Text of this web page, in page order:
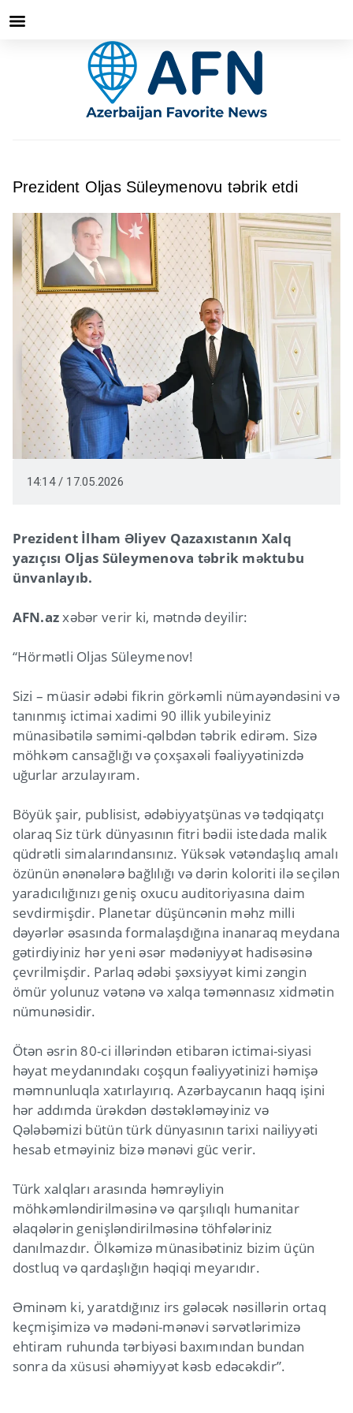
Prezident Oljas Süleymenovu təbrik etdi
14:14 / 17.05.2026
Prezident İlham Əliyev Qazaxıstanın Xalq
yazıçısı Oljas Süleymenova təbrik məktubu
ünvanlayıb.
AFN.azxəbər verir ki, mətndə deyilir:
“Hörmətli Oljas Süleymenov!
Sizi – müasir ədəbi fikrin görkəmli nümayəndəsini və
tanınmış ictimai xadimi 90 illik yubileyiniz
münasibətilə səmimi-qəlbdən təbrik edirəm. Sizə
möhkəm cansağlığı və çoxşaxəli fəaliyyətinizdə
uğurlar arzulayıram.
Böyük şair, publisist, ədəbiyyatşünas və tədqiqatçı
olaraq Siz türk dünyasının fitri bədii istedada malik
qüdrətli simalarındansınız. Yüksək vətəndaşlıq amalı
özünün ənənələrə bağlılığı və dərin koloriti ilə seçilən
yaradıcılığınızı geniş oxucu auditoriyasına daim
sevdirmişdir. Planetar düşüncənin məhz milli
dəyərlər əsasında formalaşdığına inanaraq meydana
gətirdiyiniz hər yeni əsər mədəniyyət hadisəsinə
çevrilmişdir. Parlaq ədəbi şəxsiyyət kimi zəngin
ömür yolunuz vətənə və xalqa təmənnasız xidmətin
nümunəsidir.
Ötən əsrin 80-ci illərindən etibarən ictimai-siyasi
həyat meydanındakı coşqun fəaliyyətinizi həmişə
məmnunluqla xatırlayırıq. Azərbaycanın haqq işini
hər addımda ürəkdən dəstəkləməyiniz və
Qələbəmizi bütün türk dünyasının tarixi nailiyyəti
hesab etməyiniz bizə mənəvi güc verir.
Türk xalqları arasında həmrəyliyin
möhkəmləndirilməsinə və qarşılıqlı humanitar
əlaqələrin genişləndirilməsinə töhfələriniz
danılmazdır. Ölkəmizə münasibətiniz bizim üçün
dostluq və qardaşlığın həqiqi meyarıdır.
Əminəm ki, yaratdığınız irs gələcək nəsillərin ortaq
keçmişimizə və mədəni-mənəvi sərvətlərimizə
ehtiram ruhunda tərbiyəsi baxımından bundan
sonra da xüsusi əhəmiyyət kəsb edəcəkdir”.